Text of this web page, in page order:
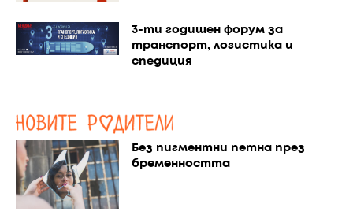
3-ти годишен форум за
транспорт, логистика и
спедиция
Без пигментни петна през
бременността